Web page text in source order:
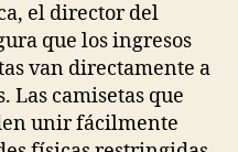
el director del
que los ingresos
van directamente a
Las camisetas que
unir fácilmente